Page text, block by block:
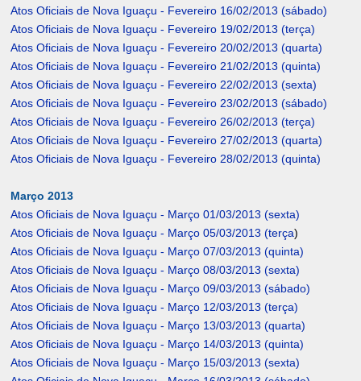
Atos Oficiais de Nova Iguaçu - Fevereiro 16/02/2013 (sábado)
Atos Oficiais de Nova Iguaçu - Fevereiro 19/02/2013 (terça)
Atos Oficiais de Nova Iguaçu - Fevereiro 20/02/2013 (quarta)
Atos Oficiais de Nova Iguaçu - Fevereiro 21/02/2013 (quinta)
Atos Oficiais de Nova Iguaçu - Fevereiro 22/02/2013 (sexta)
Atos Oficiais de Nova Iguaçu - Fevereiro 23/02/2013 (sábado)
Atos Oficiais de Nova Iguaçu - Fevereiro 26/02/2013 (terça)
Atos Oficiais de Nova Iguaçu - Fevereiro 27/02/2013 (quarta)
Atos Oficiais de Nova Iguaçu - Fevereiro 28/02/2013 (quinta)
Março 2013
Atos Oficiais de Nova Iguaçu - Março 01/03/2013 (sexta)
Atos Oficiais de Nova Iguaçu - Março 05/03/2013 (terça)
Atos Oficiais de Nova Iguaçu - Março 07/03/2013 (quinta)
Atos Oficiais de Nova Iguaçu - Março 08/03/2013 (sexta)
Atos Oficiais de Nova Iguaçu - Março 09/03/2013 (sábado)
Atos Oficiais de Nova Iguaçu - Março 12/03/2013 (terça)
Atos Oficiais de Nova Iguaçu - Março 13/03/2013 (quarta)
Atos Oficiais de Nova Iguaçu - Março 14/03/2013 (quinta)
Atos Oficiais de Nova Iguaçu - Março 15/03/2013 (sexta)